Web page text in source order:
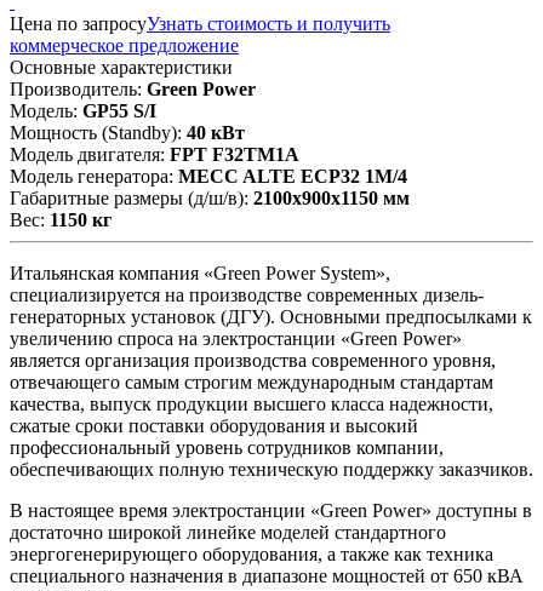
Цена по запросуУзнать стоимость и получить
коммерческое предложение
Основные характеристики
Производитель: Green Power
Модель: GP55 S/I
Мощность (Standby): 40 кВт
Модель двигателя: FPT F32TM1A
Модель генератора: MECC ALTE ECP32 1M/4
Габаритные размеры (д/ш/в): 2100x900x1150 мм
Вес: 1150 кг
Итальянская компания «Green Power System»,
специализируется на производстве современных дизель-
генераторных установок (ДГУ). Основными предпосылками к
увеличению спроса на электростанции «Green Power»
является организация производства современного уровня,
отвечающего самым строгим международным стандартам
качества, выпуск продукции высшего класса надежности,
сжатые сроки поставки оборудования и высокий
профессиональный уровень сотрудников компании,
обеспечивающих полную техническую поддержку заказчиков.
В настоящее время электростанции «Green Power» доступны в
достаточно широкой линейке моделей стандартного
энергогенерирующего оборудования, а также как техника
специального назначения в диапазоне мощностей от 650 кВА